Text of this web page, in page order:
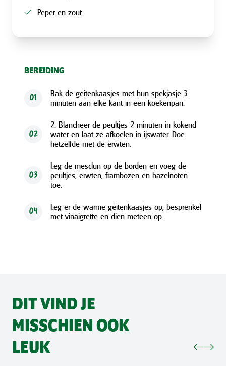
Peper en zout
BEREIDING
01
Bak de geitenkaasjes met hun spekjasje 3
minuten aan elke kant in een koekenpan.
02
2. Blancheer de peultjes 2 minuten in kokend
water en laat ze afkoelen in ijswater. Doe
hetzelfde met de erwten.
03
Leg de mesclun op de borden en voeg de
peultjes, erwten, frambozen en hazelnoten
toe.
04
Leg er de warme geitenkaasjes op, besprenkel
met vinaigrette en dien meteen op.
DIT VIND JE
MISSCHIEN OOK
LEUK